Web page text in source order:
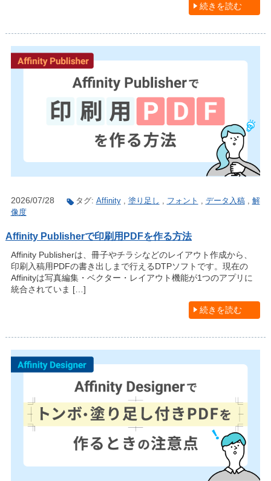
続きを読む
2026/07/28 タグ: Affinity, 塗り足し , フォント , データ入稿, 解
像度
Affinity Publisherで印刷用PDFを作る方法
Affinity Publisherは、冊子やチラシなどのレイアウト作成から、
印刷入稿用PDFの書き出しまで行えるDTPソフトです。現在の
Affinityは写真編集・ベクター・レイアウト機能が1つのアプリに
統合されていま […]
続きを読む